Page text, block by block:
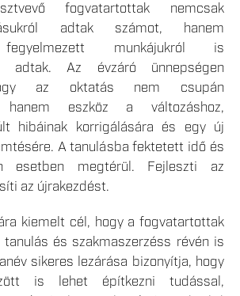
fogvatartottak nemcsak
adtak számot, hanem
fegyelmezett munkájukról is
adtak. Az évzáró ünnepségen
az oktatás nem csupán
hanem eszköz a változáshoz,
hibáinak korrigálására és egy új
A tanulásba fektetett idő és
esetben megtérül. Fejleszti az
az újrakezdést.
kiemelt cél, hogy a fogvatartottak
és szakmaszerzéss révén is
sikeres lezárása bizonyítja, hogy
is lehet építkezni tudással,